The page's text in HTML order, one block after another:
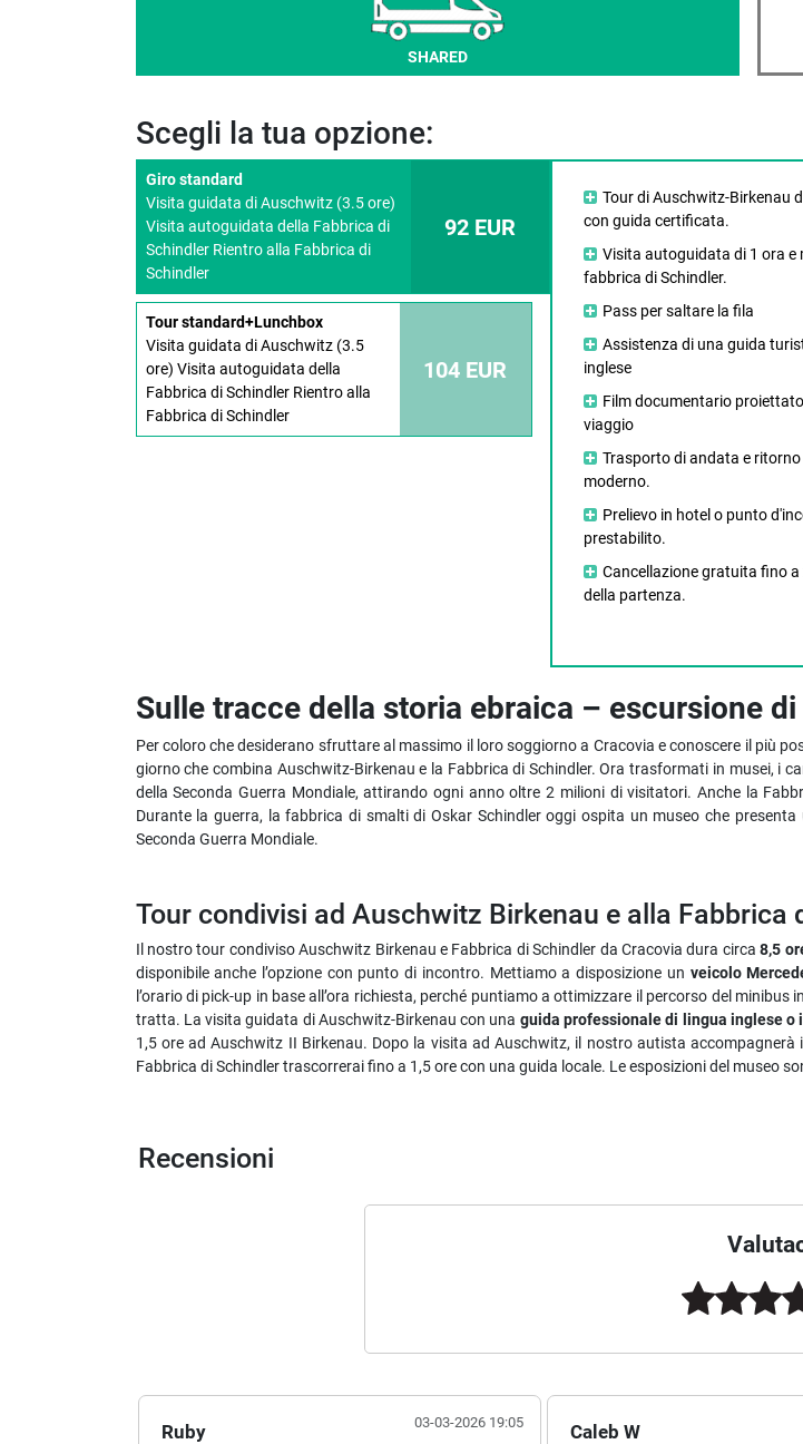
SHARED
Scegli la tua opzione:
Giro standard
Visita guidata di Auschwitz (3.5 ore)
Visita autoguidata della Fabbrica di
Schindler Rientro alla Fabbrica di
Schindler
92 EUR
Tour standard+Lunchbox
Visita guidata di Auschwitz (3.5
ore) Visita autoguidata della
Fabbrica di Schindler Rientro alla
Fabbrica di Schindler
104 EUR
Tour di Auschwitz-Birkenau
con guida certificata.
Visita autoguidata di 1 ora e
fabbrica di Schindler.
Pass per saltare la fila
Assistenza di una guida
inglese
Film documentario
viaggio
Trasporto di andata e
moderno.
Prelievo in hotel o punto
prestabilito.
Cancellazione gratuita fino a
della partenza.
Sulle tracce della storia ebraica – escursione
Per coloro che desiderano sfruttare al massimo il loro soggiorno a Cracovia e conoscere il più
giorno che combina Auschwitz-Birkenau e la Fabbrica di Schindler. Ora trasformati in musei, i
della Seconda Guerra Mondiale, attirando ogni anno oltre 2 milioni di visitatori. Anche la
Durante la guerra, la fabbrica di smalti di Oskar Schindler oggi ospita un museo che
Seconda Guerra Mondiale.
Tour condivisi ad Auschwitz Birkenau e alla Fabbrica
Il nostro tour condiviso Auschwitz Birkenau e Fabbrica di Schindler da Cracovia dura circa8,5
disponibile anche l’opzione con punto di incontro. Mettiamo a disposizione un veicolo
l’orario di pick-up in base all’ora richiesta, perché puntiamo a ottimizzare il percorso del
tratta. La visita guidata di Auschwitz-Birkenau con una guida professionale di lingua inglese o
1,5 ore ad Auschwitz II Birkenau. Dopo la visita ad Auschwitz, il nostro autista
Fabbrica di Schindler trascorrerai fino a 1,5 ore con una guida locale. Le esposizioni del museo
Recensioni
Ruby 03-03-2026 19:05 Caleb W